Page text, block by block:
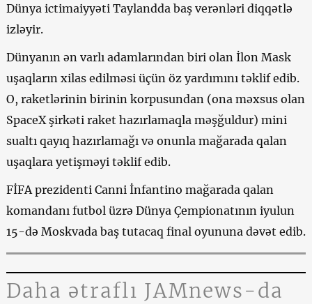
Dünya ictimaiyyəti Taylandda baş verənləri diqqətlə
izləyir.
Dünyanın ən varlı adamlarından biri olan İlon Mask
uşaqların xilas edilməsi üçün öz yardımını təklif edib.
O, raketlərinin birinin korpusundan (ona məxsus olan
SpaceX şirkəti raket hazırlamaqla məşğuldur) mini
sualtı qayıq hazırlamağı və onunla mağarada qalan
uşaqlara yetişməyi təklif edib.
FİFA prezidenti Canni İnfantino mağarada qalan
komandanı futbol üzrə Dünya Çempionatının iyulun
15-də Moskvada baş tutacaq final oyununa dəvət edib.
Daha ətraflı JAMnews-da